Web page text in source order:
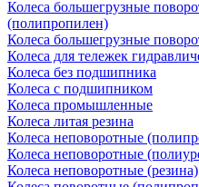
Колеса большегрузные
(полипропилен)
Колеса большегрузные
Колеса для тележек
Колеса без подшипника
Колеса с подшипником
Колеса промышленные
Колеса литая резина
Колеса неповоротные
Колеса неповоротные
Колеса неповоротные (резина)